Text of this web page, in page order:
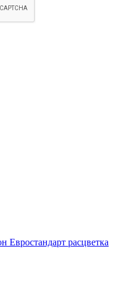
Евростандарт расцветка